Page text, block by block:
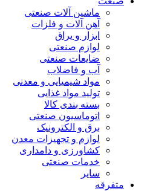
ماشین آلات صنعتی
آهن آلات و فلزات
ابزار و یراق
لوازم صنعتی
ضایعات صنعتی
آب و فاضلاب
مواد شیمیایی و معدنی
تولید مواد غذایی
بسته بندی کالا
اتوماسیون صنعتی
برق و الکترونیک
لوازم و تجهیزات معدن
کشاورزی و دامداری
خدمات صنعتی
سایر
متفرقه